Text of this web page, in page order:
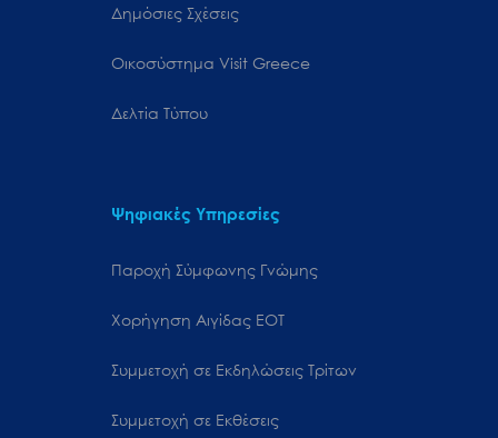
Δημόσιες Σχέσεις
Oικοσύστημα Visit Greece
Δελτία Τύπου
Ψηφιακές Υπηρεσίες
Παροχή Σύμφωνης Γνώμης
Χορήγηση Αιγίδας ΕΟΤ
Συμμετοχή σε Εκδηλώσεις Τρίτων
Συμμετοχή σε Εκθέσεις